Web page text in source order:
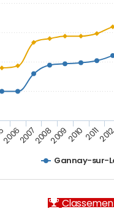
Gannay-sur-
20062007200820092010 20112012